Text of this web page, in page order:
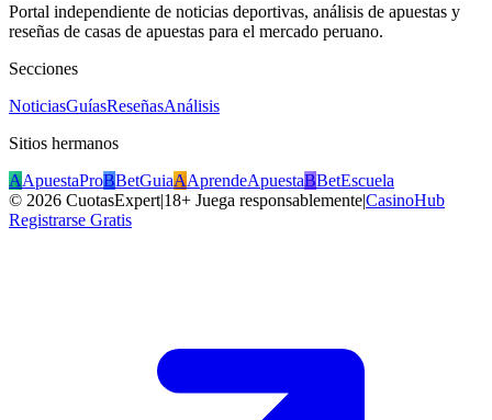
Portal independiente de noticias deportivas, análisis de apuestas y
reseñas de casas de apuestas para el mercado peruano.
Secciones
NoticiasGuíasReseñasAnálisis
Sitios hermanos
AApuestaProBBetGuiaAAprendeApuestaBBetEscuela
© 2026 CuotasExpert|18+ Juega responsablemente|CasinoHub
Registrarse Gratis